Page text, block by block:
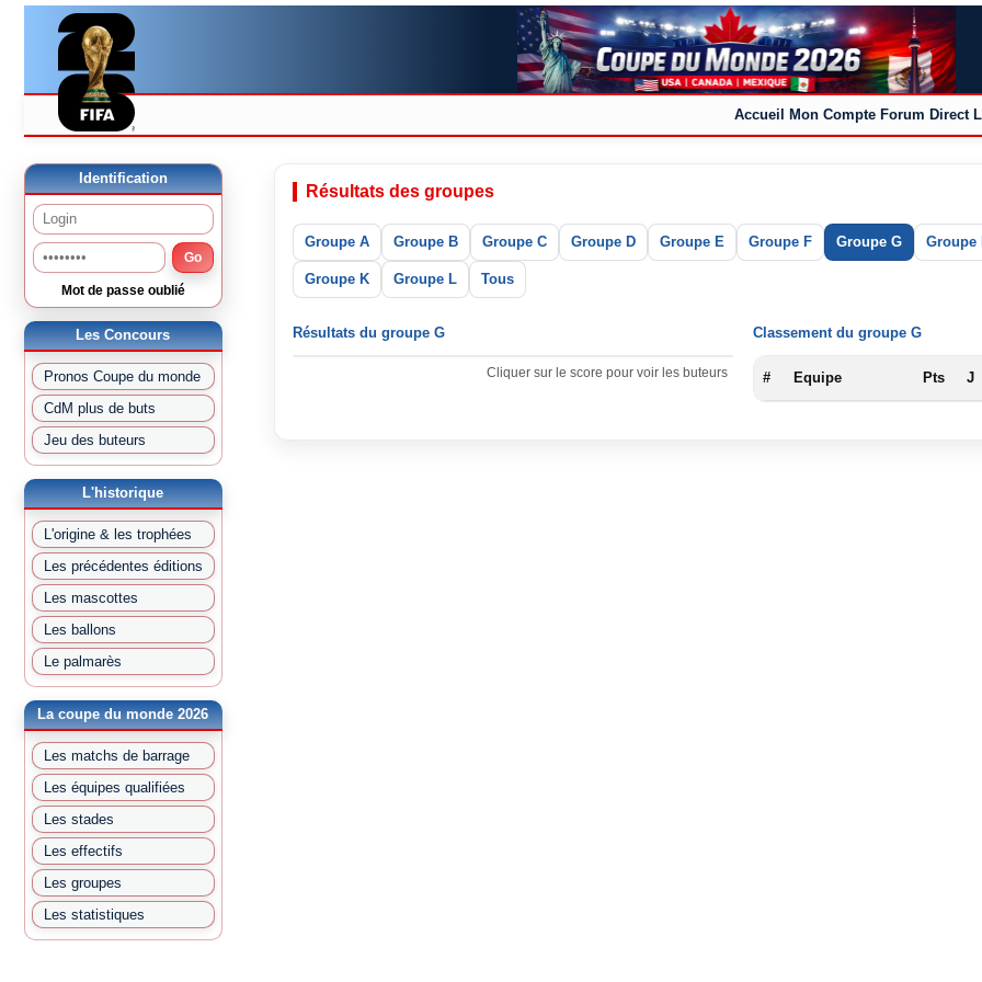
Accueil Mon Compte Forum Direct
Identification
Go
Mot de passe oublié
Les Concours
Pronos Coupe du monde
CdM plus de buts
Jeu des buteurs
L'historique
L'origine & les trophées
Les précédentes éditions
Les mascottes
Les ballons
Le palmarès
La coupe du monde 2026
Les matchs de barrage
Les équipes qualifiées
Les stades
Les effectifs
Les groupes
Les statistiques
Résultats des groupes
Groupe A Groupe B Groupe C Groupe D Groupe E Groupe F Groupe G Groupe
Groupe K Groupe L Tous
Résultats du groupe G
Cliquer sur le score pour voir les buteurs
Classement du groupe G
# Equipe Pts J